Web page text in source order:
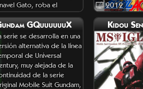
Gato, roba el
GP02, un modelo
2012
GQuuuuuuX
serie se desarrolla en una
alternativa de la línea
de Universal
muy alejada de la
de la serie
Mobile Suit Gundam,
Kidou